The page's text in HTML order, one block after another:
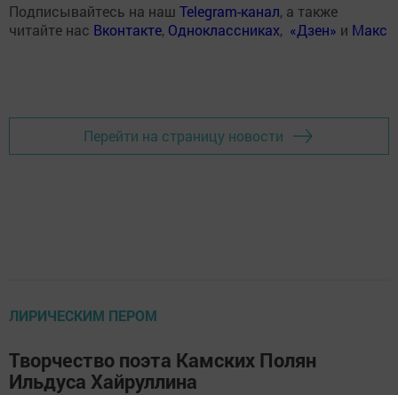
Подписывайтесь на наш Telegram-канал, а также
читайте нас Вконтакте, Одноклассниках, «Дзен» и Макс
Перейти на страницу новости
ЛИРИЧЕСКИМ ПЕРОМ
Творчество поэта Камских Полян
Ильдуса Хайруллина